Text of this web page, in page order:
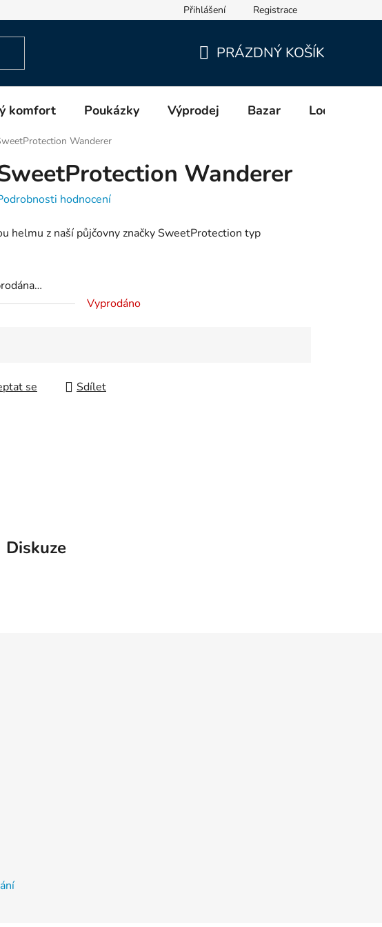
Informace o výrobcích a distributorech (GPSR)Přihlášení Registrace
KOŠÍK
PRÁZDNÝ KOŠÍK
komfort Poukázky Výprodej Bazar Lodě
Wanderer
Wanderer
hodnocení
helmu z naší půjčovny značky SweetProtection typ
Vyprodáno
se Sdílet
Diskuze